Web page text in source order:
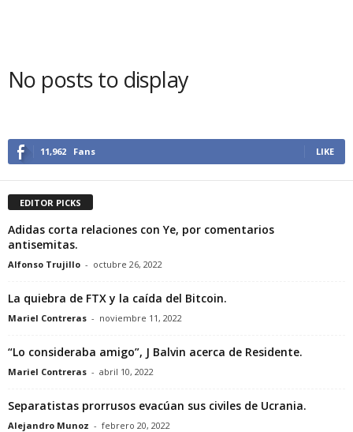
No posts to display
11,962 Fans LIKE
EDITOR PICKS
Adidas corta relaciones con Ye, por comentarios
antisemitas.
Alfonso Trujillo - octubre 26, 2022
La quiebra de FTX y la caída del Bitcoin.
Mariel Contreras - noviembre 11, 2022
“Lo consideraba amigo”, J Balvin acerca de Residente.
Mariel Contreras - abril 10, 2022
Separatistas prorrusos evacúan sus civiles de Ucrania.
Alejandro Munoz - febrero 20, 2022